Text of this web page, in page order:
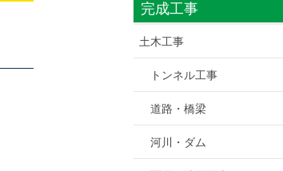
完成工事
土木工事
トンネル工事
道路・橋梁
河川・ダム